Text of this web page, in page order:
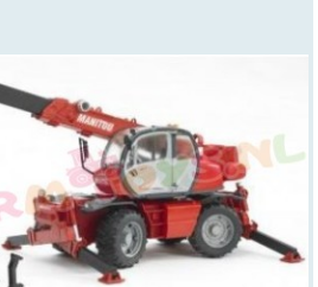
15:00 uur besteld, wordt dezelfde dag
8:00 tot 16:00